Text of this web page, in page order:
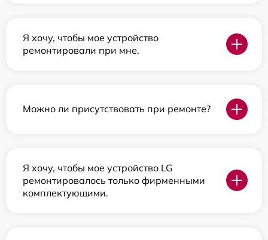
Я хочу, чтобы мое устройство
ремонтировали при мне.
Можно ли присутствовать при ремонте?
Я хочу, чтобы мое устройство LG
ремонтировалось только фирменными
комплектующими.